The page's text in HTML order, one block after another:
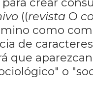
((revista O
como
de
que
o